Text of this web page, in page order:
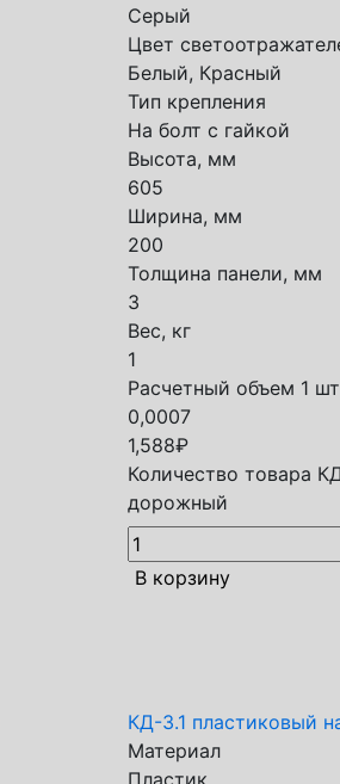
Серый
Цвет
Белый, Красный
Тип крепления
На болт с гайкой
Высота, мм
605
Ширина, мм
200
Толщина панели, мм
3
Вес, кг
1
Расчетный объем 1
0,0007
1,588₽
Количество товара
дорожный
В корзину
КД-3.1 пластиковый
Материал
Пластик